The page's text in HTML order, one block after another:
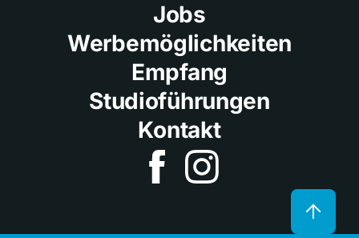
Jobs
Werbemöglichkeiten
Empfang
Studioführungen
Kontakt